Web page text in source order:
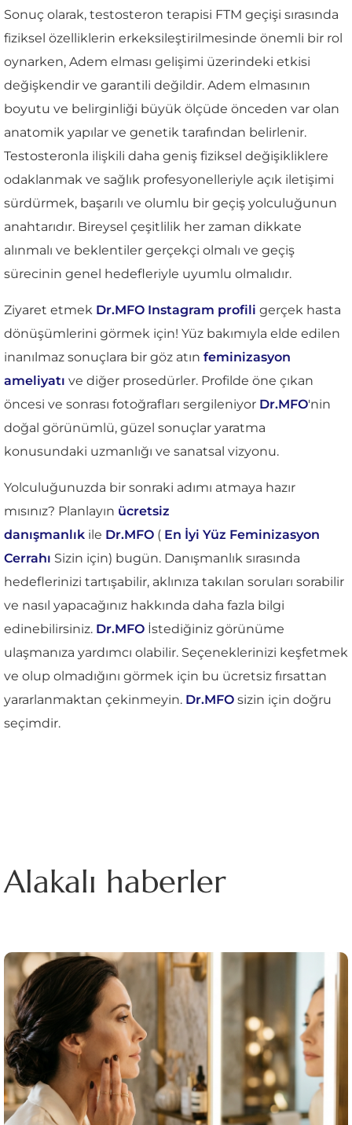
Sonuç olarak, testosteron terapisi FTM geçişi sırasında
fiziksel özelliklerin erkeksileştirilmesinde önemli bir rol
oynarken, Adem elması gelişimi üzerindeki etkisi
değişkendir ve garantili değildir. Adem elmasının
boyutu ve belirginliği büyük ölçüde önceden var olan
anatomik yapılar ve genetik tarafından belirlenir.
Testosteronla ilişkili daha geniş fiziksel değişikliklere
odaklanmak ve sağlık profesyonelleriyle açık iletişimi
sürdürmek, başarılı ve olumlu bir geçiş yolculuğunun
anahtarıdır. Bireysel çeşitlilik her zaman dikkate
alınmalı ve beklentiler gerçekçi olmalı ve geçiş
sürecinin genel hedefleriyle uyumlu olmalıdır.
Ziyaret etmek Dr.MFO Instagram profili gerçek hasta
dönüşümlerini görmek için! Yüz bakımıyla elde edilen
inanılmaz sonuçlara bir göz atın feminizasyon
ameliyatı ve diğer prosedürler. Profilde öne çıkan
öncesi ve sonrası fotoğrafları sergileniyor Dr.MFO'nin
doğal görünümlü, güzel sonuçlar yaratma
konusundaki uzmanlığı ve sanatsal vizyonu.
Yolculuğunuzda bir sonraki adımı atmaya hazır
mısınız? Planlayın ücretsiz
danışmanlık ile Dr.MFO ( En İyi Yüz Feminizasyon
Cerrahı Sizin için) bugün. Danışmanlık sırasında
hedeflerinizi tartışabilir, aklınıza takılan soruları sorabilir
ve nasıl yapacağınız hakkında daha fazla bilgi
edinebilirsiniz. Dr.MFO İstediğiniz görünüme
ulaşmanıza yardımcı olabilir. Seçeneklerinizi keşfetmek
ve olup olmadığını görmek için bu ücretsiz fırsattan
yararlanmaktan çekinmeyin. Dr.MFO sizin için doğru
seçimdir.
Alakalı haberler